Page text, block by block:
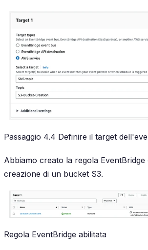
Passaggio 4.4 Definire il target
Abbiamo creato la regola
creazione di un bucket S3.
Regola EventBridge abilitata